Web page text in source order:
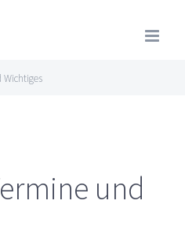
Wichtiges
und